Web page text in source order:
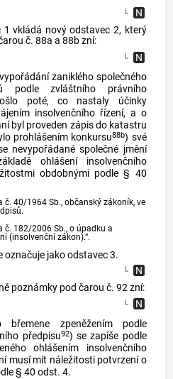
vkládá nový odstavec 2, který
č. 88a a 88b zní:
zaniklého společného
podle zvláštního právního
poté, co nastaly účinky
insolvenčního řízení, a o
byl proveden zápis do katastru
prohlášením konkursu88b) své
nevypořádané společné jmění
ohlášení insolvenčního
obdobnými podle § 40
č. 40/1964 Sb., občanský zákoník, ve
č. 182/2006 Sb., o úpadku a
(insolvenční zákon).“.
označuje jako odstavec 3.
poznámky pod čarou č. 92 zní:
břemene zpeněžením podle
předpisu92) se zapíše podle
ohlášením insolvenčního
musí mít náležitosti potvrzení o
§ 40 odst. 4.